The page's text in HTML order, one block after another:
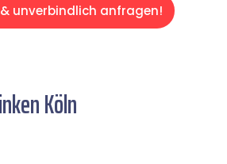
unverbindlich anfragen!
Köln